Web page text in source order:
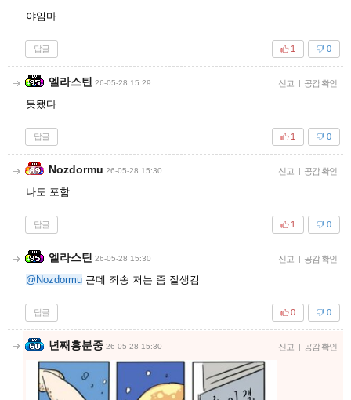
야임마
답글 0
1
엘라스틴 26-05-28 15:29 신고 | 공감 확인
못됐다
답글 0
1
Nozdormu 26-05-28 15:30 신고 | 공감 확인
나도 포함
답글 0
1
엘라스틴 26-05-28 15:30 신고 | 공감 확인
@Nozdormu 근데 죄송 저는 좀 잘생김
답글 0
0
년째흥분중 26-05-28 15:30 신고 | 공감 확인